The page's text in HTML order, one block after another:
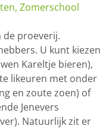
, Zomerschool
de proeverij.
U kunt kiezen
Kareltje bieren),
likeuren met onder
en zoute zoen) of
Jenevers
Natuurlijk zit er